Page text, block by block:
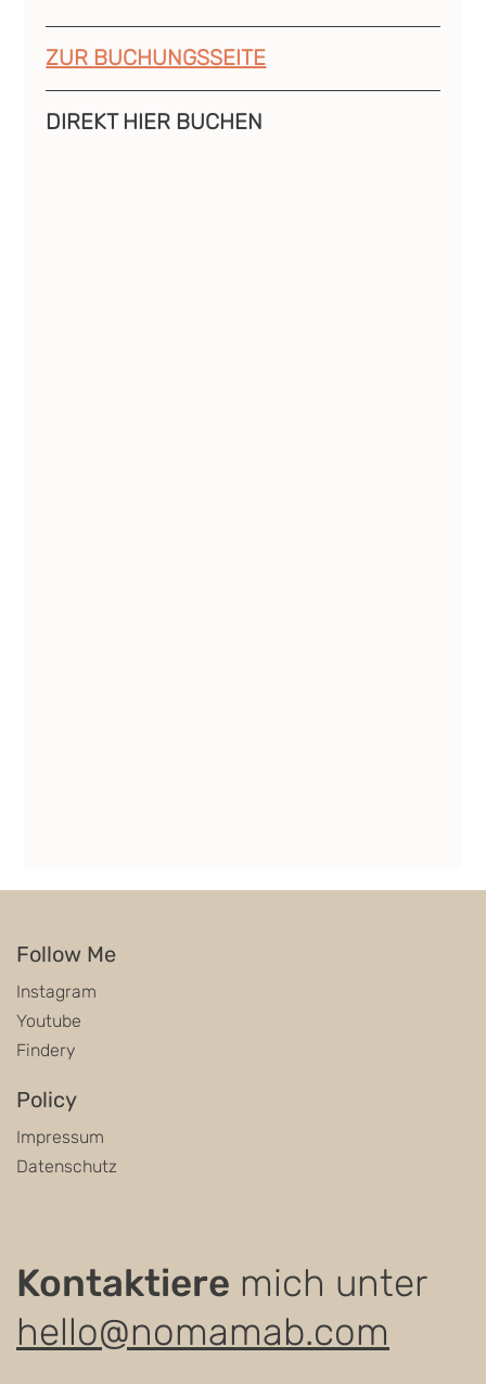
ZUR BUCHUNGSSEITE
DIREKT HIER BUCHEN
Kontaktiere mich unter
hello@nomamab.com
Follow Me
Instagram
Youtube
Findery
Policy
Impressum
Datenschutz